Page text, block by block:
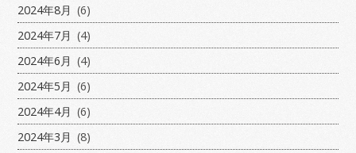
2024年8月 (6)
2024年7月 (4)
2024年6月 (4)
2024年5月 (6)
2024年4月 (6)
2024年3月 (8)